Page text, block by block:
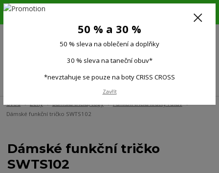
6.-16.8.26. DOVOLENÁ !!! 50 % SLEVA na všechno oblečení a doplňky !!!
(Po-Pá 9:00-15.00)
Úvod Ženy Dámská trička, topy
Funkční trička krátký rukáv
Dámské funkční tričko SWTS102
Dámské funkční tričko
SWTS102
50 % a 30 %
50 % sleva na oblečení a doplňky
30 % sleva na taneční obuv*
*nevztahuje se pouze na boty CRISS CROSS
Zavřít